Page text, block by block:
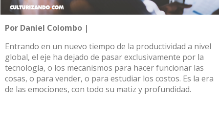
Por Daniel Colombo |
Entrando en un nuevo tiempo de la productividad a nivel
global, el eje ha dejado de pasar exclusivamente por la
tecnología, o los mecanismos para hacer funcionar las
cosas, o para vender, o para estudiar los costos. Es la era
de las emociones, con todo su matiz y profundidad.